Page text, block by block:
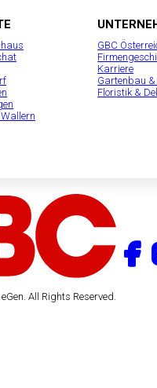
GBC
Karriere
Gartenbau
Floristik &
All Rights Reserved.